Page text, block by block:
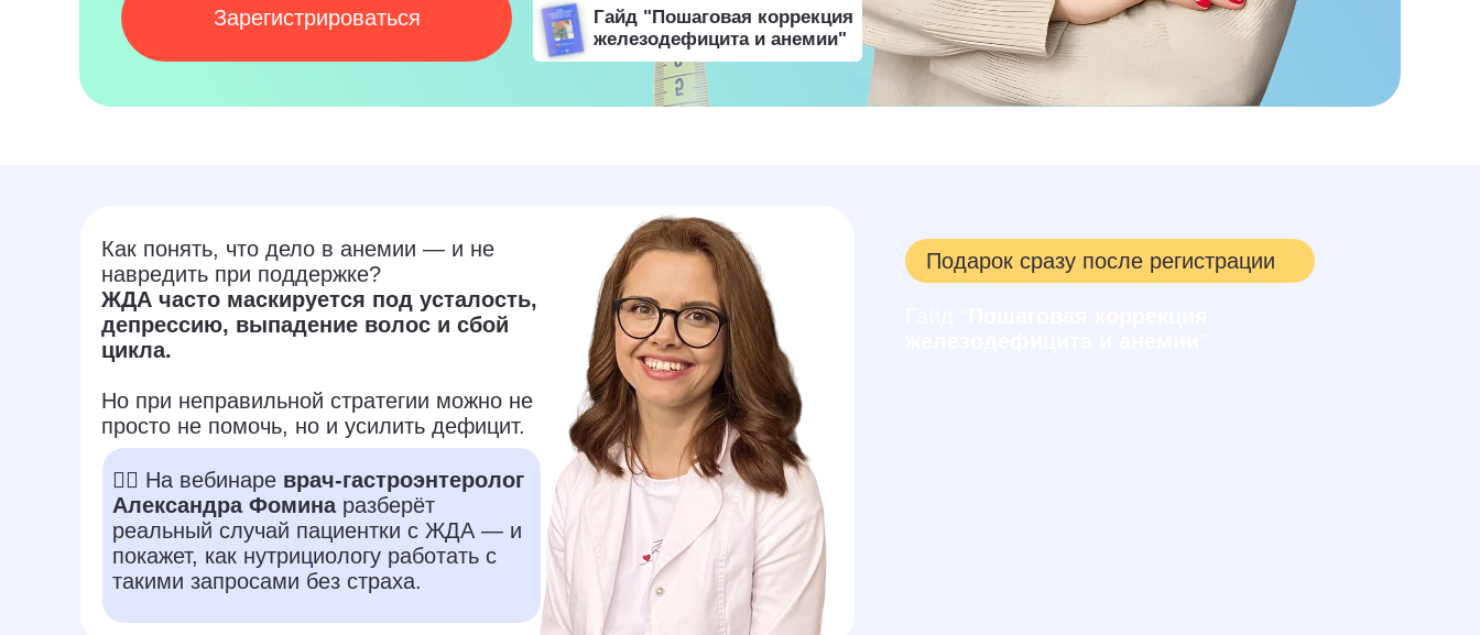
Гайд "Пошаговая коррекция
железодефицита и анемии"
Зарегистрироваться
Как понять, что дело в анемии — и не
навредить при поддержке?
ЖДА часто маскируется под усталость,
депрессию, выпадение волос и сбой
цикла.
Но при неправильной стратегии можно не
просто не помочь, но и усилить дефицит.
Подарок сразу после регистрации
👩‍⚕️ На вебинаре врач-гастроэнтеролог
Александра Фоминаразберёт
реальный случай пациентки с ЖДА — и
покажет, как нутрициологу работать с
такими запросами без страха.